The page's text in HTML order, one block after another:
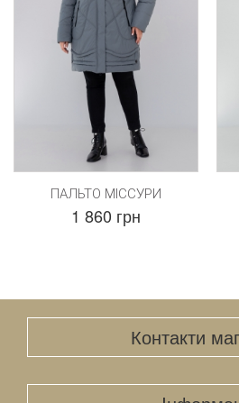
ПАЛЬТО МІССУРИ
1 860 грн
Контакти